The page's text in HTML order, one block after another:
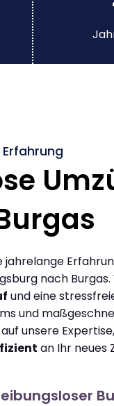
jahrelange
nach Burgas.
und eine
und
unsere
an Ihr neues